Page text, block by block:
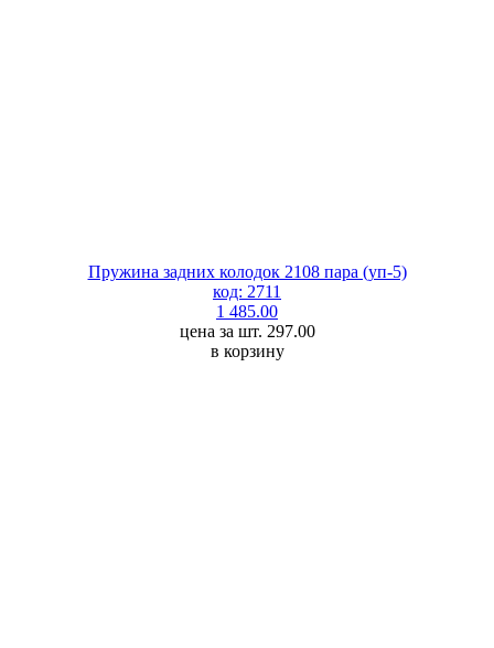
Пружина задних колодок 2108 пара (уп-5)
код: 2711
1 485.00
цена за шт. 297.00
в корзину